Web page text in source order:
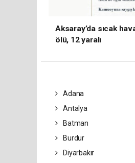
Aksaray’da sıcak
ölü, 12 yaralı
Adana
Antalya
Batman
Burdur
Diyarbakır